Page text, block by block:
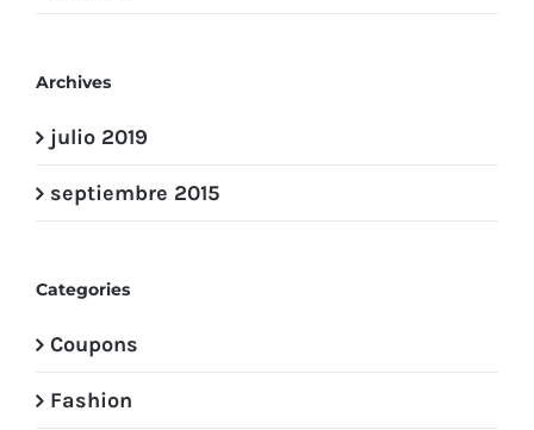
Archives
julio 2019
septiembre 2015
Categories
Coupons
Fashion